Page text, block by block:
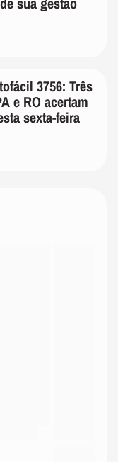
3756: Três
e RO acertam
sexta-feira